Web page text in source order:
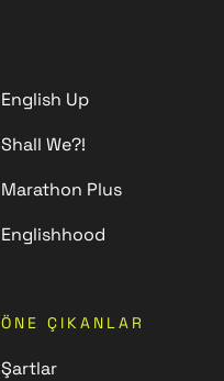
English Up
Shall We?!
Marathon Plus
Englishhood
ÖNE ÇIKANLAR
Şartlar